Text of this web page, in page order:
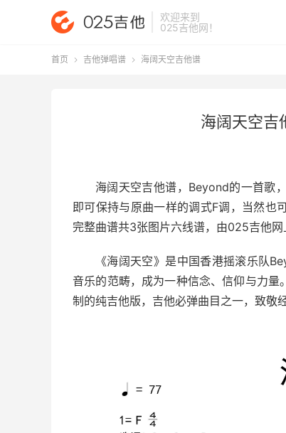
欢迎来到
025吉他网 ！
首页  吉他弹唱谱  海阔天空吉他谱
海阔天空吉
海阔天空吉他谱，Beyond的一首歌
即可保持与原曲一样的调式F调，当然也
完整曲谱共3张图片六线谱，由025吉他网
《海阔天空》是中国香港摇滚乐队
音乐的范畴，成为一种信念、信仰与力
制的纯吉他版，吉他必弹曲目之一，致敬经